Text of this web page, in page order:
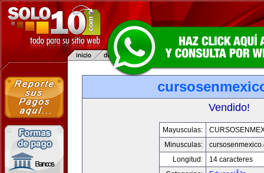
Vendido!
Mayusculas:
Minusculas:
Longitud:
14 caracteres